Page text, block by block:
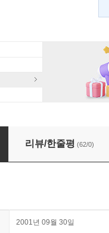
리뷰/한줄평 (62/0)
2001년 09월 30일